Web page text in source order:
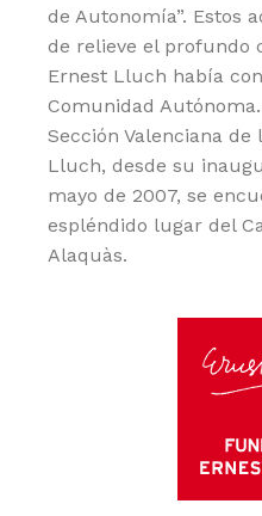
de Autonomía”. Estos
de relieve el profundo
Ernest Lluch había
Comunidad
Sección Valenciana
Lluch, desde su
mayo de 2007, se
espléndido lugar del
Alaquàs.